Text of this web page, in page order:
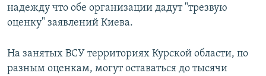
надежду что обе организации дадут "трезвую
оценку" заявлений Киева.
На занятых ВСУ территориях Курской области, по
разным оценкам, могут оставаться до тысячи